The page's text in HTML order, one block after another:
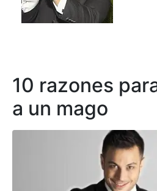
10 razones
a un mago